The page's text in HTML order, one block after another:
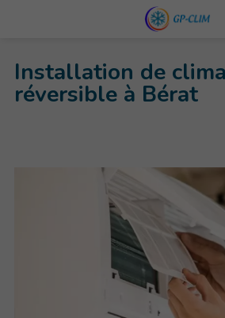
Installation de
réversible à Bérat